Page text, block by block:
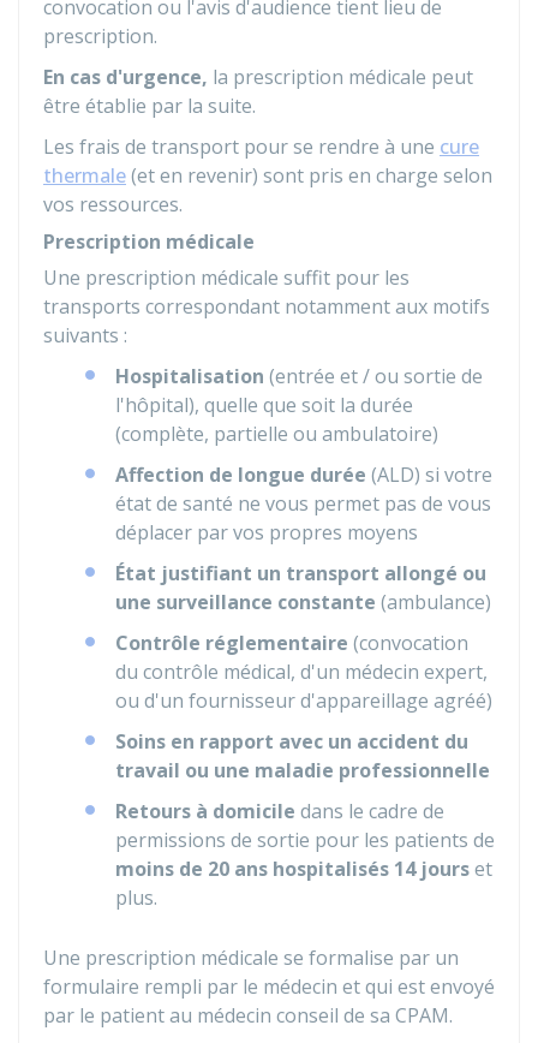
convocation ou l'avis d'audience tient lieu de
prescription.
En cas d'urgence, la prescription médicale peut
être établie par la suite.
Les frais de transport pour se rendre à une cure
thermale(et en revenir) sont pris en charge selon
vos ressources.
Prescription médicale
Une prescription médicale suffit pour les
transports correspondant notamment aux motifs
suivants :
Hospitalisation (entrée et / ou sortie de
l'hôpital), quelle que soit la durée
(complète, partielle ou ambulatoire)
Affection de longue durée (ALD) si votre
état de santé ne vous permet pas de vous
déplacer par vos propres moyens
État justifiant un transport allongé ou
une surveillance constante (ambulance)
Contrôle réglementaire (convocation
du contrôle médical, d'un médecin expert,
ou d'un fournisseur d'appareillage agréé)
Soins en rapport avec un accident du
travail ou une maladie professionnelle
Retours à domicile dans le cadre de
permissions de sortie pour les patients de
moins de 20 ans hospitalisés 14 jourset
plus.
Une prescription médicale se formalise par un
formulaire rempli par le médecin et qui est envoyé
par le patient au médecin conseil de sa CPAM.